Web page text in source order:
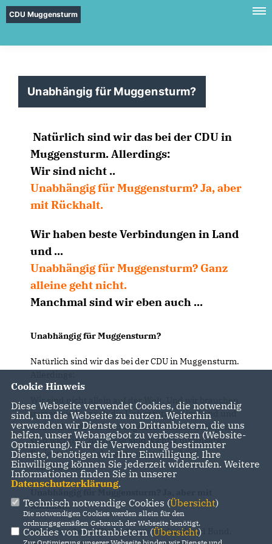
CDU Muggensturm
Unabhängig für Muggensturm?
Natürlich sind wir das bei der CDU in
Muggensturm. Allerdings:
Wir sind nicht ..
Unabhängig für Muggensturm? Ja, aber
mit Rückhalt.
Wir haben beste Verbindungen in Land
und ...
Unabhängig für Muggensturm? Ganz
alleine geht nicht.
Manchmal sind wir eben auch ...
Unabhängig für Muggensturm?
Natürlich sind wir das bei der CDU in Muggensturm.
Wir sind nicht allein auf der Welt. Und wir brauchen
immer wieder auch die Unterstützung im Land und
im Bund. Gute Verbindungen für unsere Anliegen
sind wichtig. Zuschüsse sind wichtig für unsere
Projekte. Das wird meistens „weiter oben“
entschieden.
Unabhängig für Muggensturm? Ja, aber mit
Rückhalt.
Wir haben beste Verbindungen in Land und Bund.
Cookie Hinweis
Diese Webseite verwendet Cookies, die notwendig
sind, um die Webseite zu nutzen. Weiterhin
verwenden wir Dienste von Drittanbietern, die uns
helfen, unser Webangebot zu verbessern (Website-
Optmierung). Für die Verwendung bestimmter
Dienste, benötigen wir Ihre Einwilligung. Ihre
Einwilligung können Sie jederzeit widerrufen. Weitere
Informationen finden Sie in unserer
Datenschutzerklärung.
Technisch notwendige Cookies (Übersicht)
Die notwendigen Cookies werden allein für den
ordnungsgemäßen Gebrauch der Webseite benötigt.
Cookies von Drittanbietern (Übersicht)